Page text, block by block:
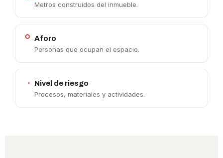
Metros construidos del inmueble.
Aforo
Personas que ocupan el espacio.
Nivel de riesgo
Procesos, materiales y actividades.